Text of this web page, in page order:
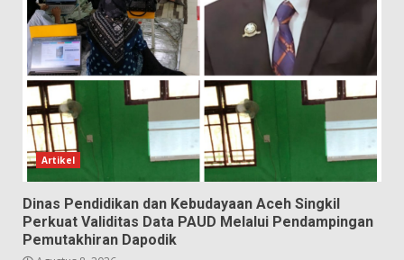
Artikel
Dinas Pendidikan dan Kebudayaan Aceh Singkil
Perkuat Validitas Data PAUD Melalui Pendampingan
Pemutakhiran Dapodik